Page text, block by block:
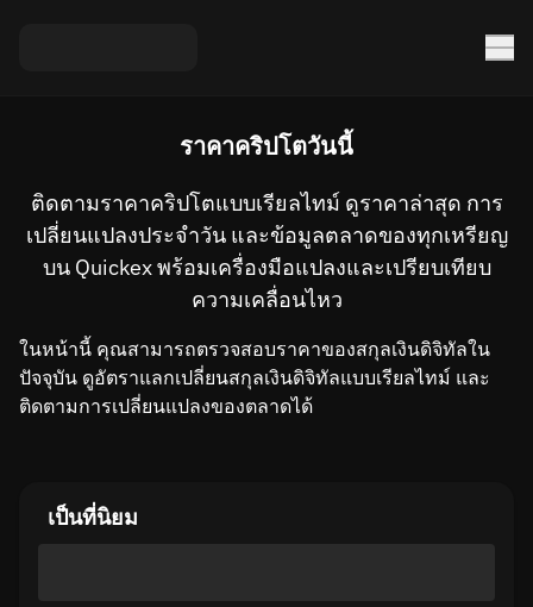
ราคาคริปโตวันนี้
ติดตามราคาคริปโตแบบเรียลไทม์ ดูราคาล่าสุด การ
เปลี่ยนแปลงประจำวัน และข้อมูลตลาดของทุกเหรียญ
บน Quickex พร้อมเครื่องมือแปลงและเปรียบเทียบ
ความเคลื่อนไหว
ในหน้านี้ คุณสามารถตรวจสอบราคาของสกุลเงินดิจิทัลใน
ปัจจุบัน ดูอัตราแลกเปลี่ยนสกุลเงินดิจิทัลแบบเรียลไทม์ และ
ติดตามการเปลี่ยนแปลงของตลาดได้
เป็นที่นิยม